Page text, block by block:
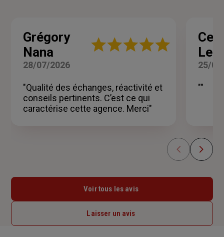
Grégory
Nana
Note
étoiles
28/07/2026
"Qualité des échanges, réactivité et
conseils pertinents. C’est ce qui
caractérise cette agence. Merci"
25/
""
Voir tous les avis
Laisser un avis